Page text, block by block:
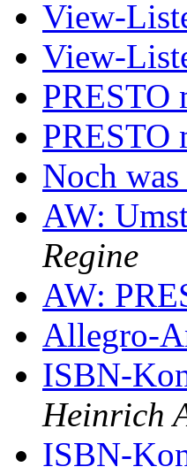
View-
View-
PRESTO
PRESTO
Noch
AW:
Regine
AW:
Allegro-
ISBN-
Heinrich
ISBN-